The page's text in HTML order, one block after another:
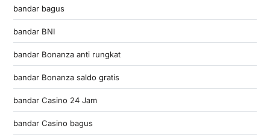
bandar bagus
bandar BNI
bandar Bonanza anti rungkat
bandar Bonanza saldo gratis
bandar Casino 24 Jam
bandar Casino bagus